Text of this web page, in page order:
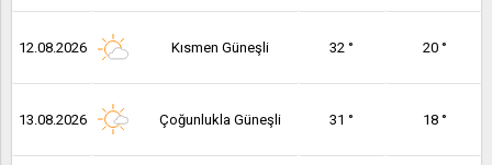
12.08.2026 Kısmen Güneşli 32 ° 20 °
13.08.2026 Çoğunlukla Güneşli 31 ° 18 °